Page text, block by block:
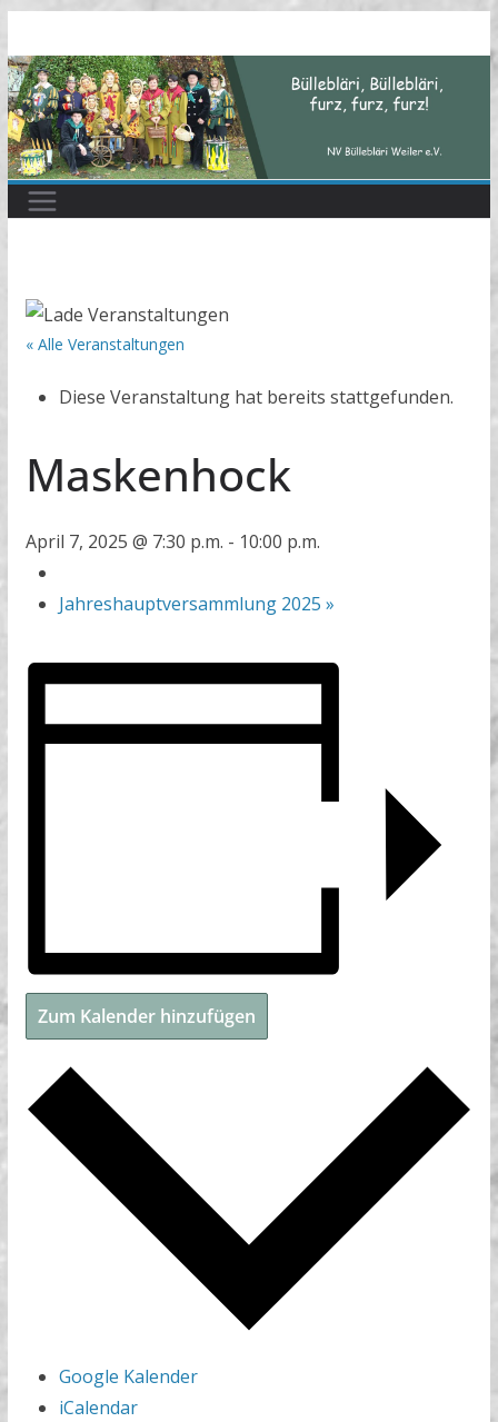
Inhalt
springen
« Alle Veranstaltungen
Diese Veranstaltung hat bereits stattgefunden.
Maskenhock
April 7, 2025 @ 7:30 p.m. - 10:00 p.m.
Jahreshauptversammlung 2025 »
Zum Kalender hinzufügen
Google Kalender
iCalendar